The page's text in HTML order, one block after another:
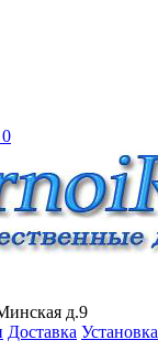
0
д.9
Доставка Установка